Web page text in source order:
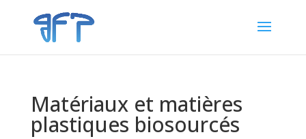
Matériaux et matières
plastiques biosourcés